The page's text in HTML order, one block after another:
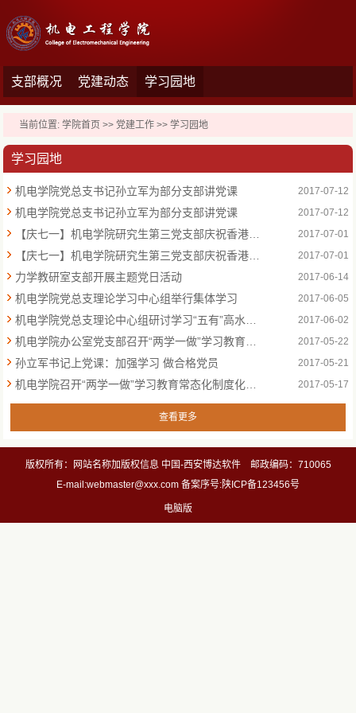
支部概况 党建动态 学习园地
当前位置:学院首页 >> 党建工作 >>学习园地
学习园地
机电学院党总支书记孙立军为部分支部讲党课 2017-07-12
机电学院党总支书记孙立军为部分支部讲党课 2017-07-12
【庆七一】机电学院研究生第三党支部庆祝香港回归20周年 2017-07-01
【庆七一】机电学院研究生第三党支部庆祝香港回归20周年 2017-07-01
力学教研室支部开展主题党日活动 2017-06-14
机电学院党总支理论学习中心组举行集体学习 2017-06-05
2017-06-02
机电学院办公室党支部召开“两学一做”学习教育常态化制度化工作动员部署会 2017-05-22
孙立军书记上党课：加强学习 做合格党员 2017-05-21
机电学院召开“两学一做”学习教育常态化制度化工作动员部署会 2017-05-17
查看更多
版权所有：网站名称加版权信息 中国-西安博达软件 邮政编码：710065
E-mail:webmaster@xxx.com 备案序号:陕ICP备123456号
电脑版